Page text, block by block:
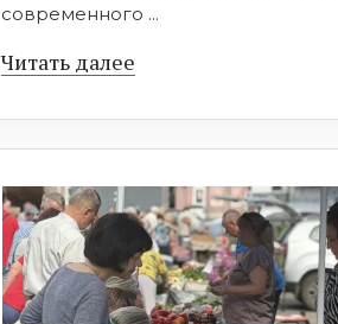
современного ...
Читать далее